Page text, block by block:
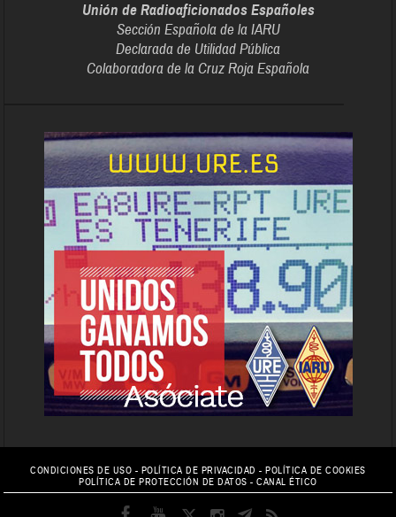
Unión de Radioaficionados Españoles
Sección Española de la IARU
Declarada de Utilidad Pública
Colaboradora de la Cruz Roja Española
CONDICIONES DE USO - POLÍTICA DE PRIVACIDAD - POLÍTICA DE COOKIES
POLÍTICA DE PROTECCIÓN DE DATOS -CANAL ÉTICO